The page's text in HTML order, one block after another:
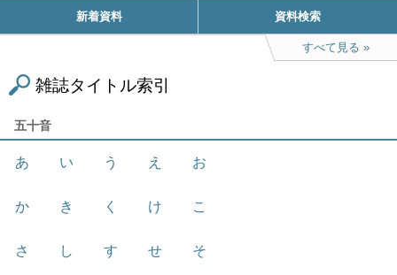
新着資料 資料検索
すべて見る
雑誌タイトル索引
五十音
あ い う え お
か き く け こ
さ し す せ そ